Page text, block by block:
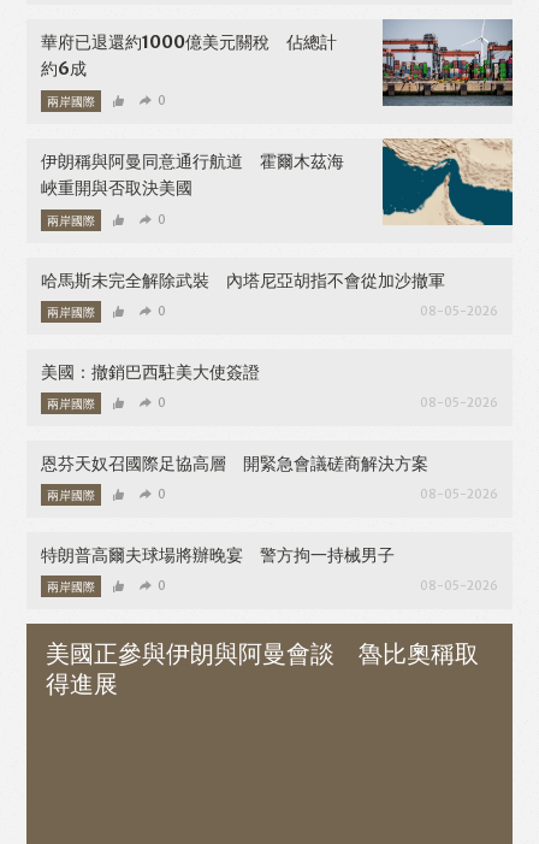
華府已退還約1000億美元關稅 佔總計
約6成
兩岸國際 08-06-2026
0
伊朗稱與阿曼同意通行航道 霍爾木茲海
峽重開與否取決美國
兩岸國際 08-06-2026
0
哈馬斯未完全解除武裝 內塔尼亞胡指不會從加沙撤軍
兩岸國際 08-05-2026
0
美國：撤銷巴西駐美大使簽證
兩岸國際 08-05-2026
0
恩芬天奴召國際足協高層 開緊急會議磋商解決方案
兩岸國際 08-05-2026
0
特朗普高爾夫球場將辦晚宴 警方拘一持械男子
兩岸國際 08-05-2026
0
美國正參與伊朗與阿曼會談 魯比奧稱取
得進展